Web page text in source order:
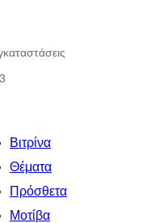
Βιτρίνα
Θέματα
Πρόσθετα
Μοτίβα